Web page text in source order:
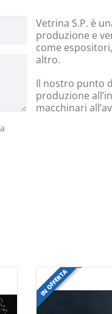
Vetrina S.P. è
produzione e
come
altro.
Il nostro punto
produzione
macchinari
IN OFFERTA